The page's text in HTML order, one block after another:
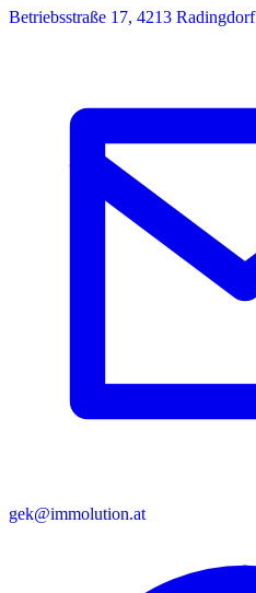
Betriebsstraße 17, 4213 Radingdorf
gek@immolution.at